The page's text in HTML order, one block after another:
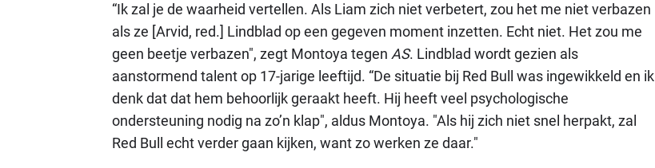
“Ik zal je de waarheid vertellen. Als Liam zich niet verbetert, zou het me niet verbazen
als ze [Arvid, red.] Lindblad op een gegeven moment inzetten. Echt niet. Het zou me
geen beetje verbazen", zegt Montoya tegen AS. Lindblad wordt gezien als
aanstormend talent op 17-jarige leeftijd. “De situatie bij Red Bull was ingewikkeld en ik
denk dat dat hem behoorlijk geraakt heeft. Hij heeft veel psychologische
ondersteuning nodig na zo’n klap", aldus Montoya. "Als hij zich niet snel herpakt, zal
Red Bull echt verder gaan kijken, want zo werken ze daar."